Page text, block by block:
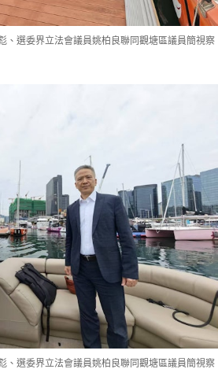
、選委界立法會議員姚柏良聯同觀塘區議員簡視察
、選委界立法會議員姚柏良聯同觀塘區議員簡視察